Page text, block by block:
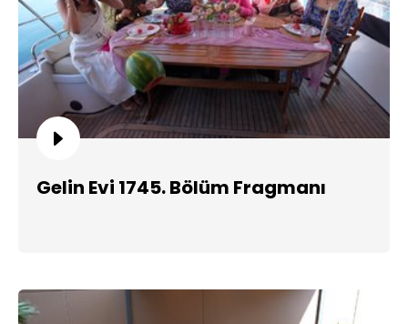
Gelin Evi 1745. Bölüm Fragmanı